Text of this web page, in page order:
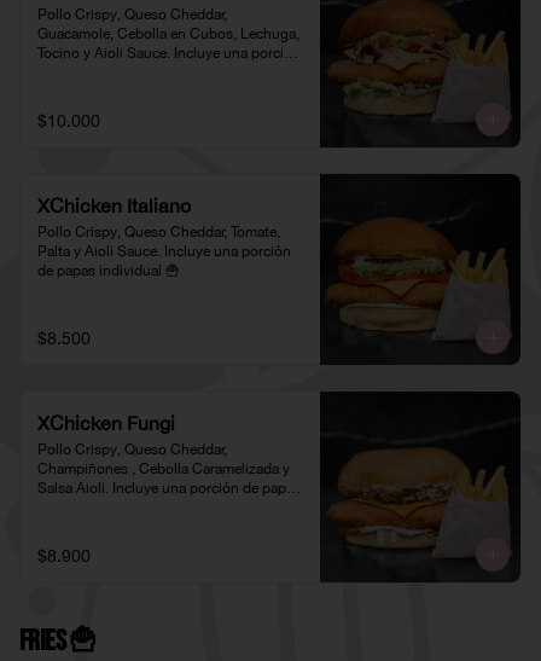
Pollo Crispy, Queso Cheddar,
Guacamole, Cebolla en Cubos, Lechuga,
Tocino y Aioli Sauce. Incluye una porción
$10.000
XChicken Italiano
Pollo Crispy, Queso Cheddar, Tomate,
Palta y Aioli Sauce. Incluye una porción
de papas individual 🍟
$8.500
XChicken Fungi
Pollo Crispy, Queso Cheddar,
Champiñones , Cebolla Caramelizada y
Salsa Aioli. Incluye una porción de papas
$8.900
Fries 🍟